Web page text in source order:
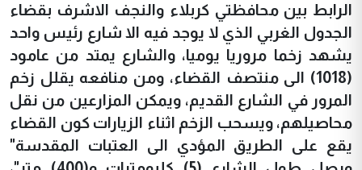
الرابط بين محافظتي كربلاء والنجف الاشرف بقضاء
الجدول الغربي الذي لا يوجد فيه الا شارع رئيس واحد
يشهد زخما مروريا يوميا، والشارع يمتد من عامود
(1018) الى منتصف القضاء، ومن منافعه يقلل زخم
المرور في الشارع القديم، ويمكن المزارعين من نقل
محاصيلهم، ويسحب الزخم اثناء الزيارات كون القضاء
يقع على الطريق المؤدي الى العتبات المقدسة"